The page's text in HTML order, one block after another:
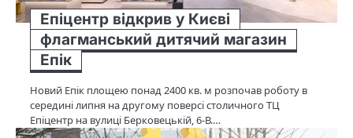
Епіцентр відкрив у Києві
флагманський дитячий магазин
Епік
Новий Епік площею понад 2400 кв. м розпочав роботу в
середині липня на другому поверсі столичного ТЦ
Епіцентр на вулиці Берковецькій, 6-В.…